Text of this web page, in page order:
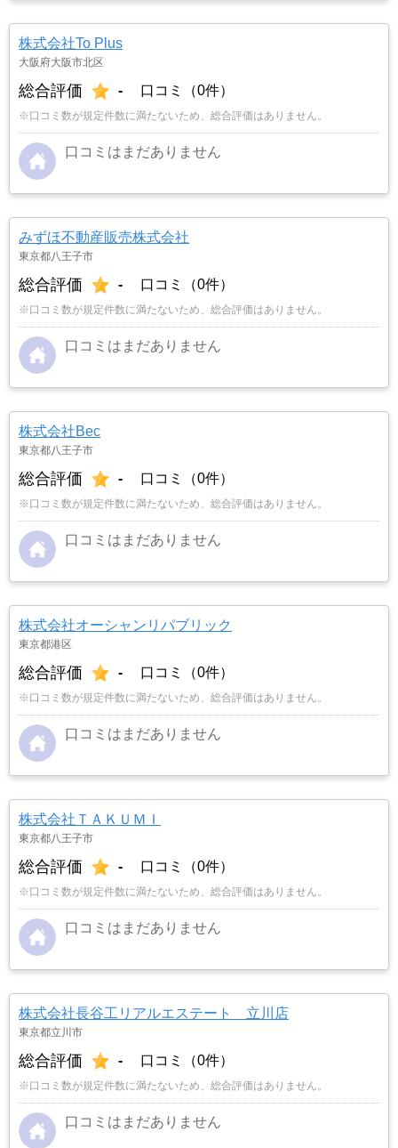
株式会社To Plus
大阪府大阪市北区
総合評価 - 口コミ（0件）
※口コミ数が規定件数に満たないため、総合評価はありません。
口コミはまだありません
みずほ不動産販売株式会社
東京都八王子市
総合評価 - 口コミ（0件）
※口コミ数が規定件数に満たないため、総合評価はありません。
口コミはまだありません
株式会社Bec
東京都八王子市
総合評価 - 口コミ（0件）
※口コミ数が規定件数に満たないため、総合評価はありません。
口コミはまだありません
株式会社オーシャンリパブリック
東京都港区
総合評価 - 口コミ（0件）
※口コミ数が規定件数に満たないため、総合評価はありません。
口コミはまだありません
株式会社ＴＡＫＵＭＩ
東京都八王子市
総合評価 - 口コミ（0件）
※口コミ数が規定件数に満たないため、総合評価はありません。
口コミはまだありません
株式会社長谷工リアルエステート 立川店
東京都立川市
総合評価 - 口コミ（0件）
※口コミ数が規定件数に満たないため、総合評価はありません。
口コミはまだありません